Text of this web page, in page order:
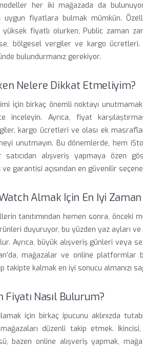
her iki mağazada da bulunuyor.
uygun fiyatlara bulmak mümkün.
yüksek fiyatlı olurken, Public zaman
bölgesel vergiler ve kargo ücretleri.
bulundurmanız gerekiyor.
Nelere Dikkat Etmeliyim?
için birkaç önemli noktayı
inceleyin. Ayrıca, fiyat
kargo ücretleri ve olası ek
unutmayın. Bu dönemlerde, hem
satıcıdan alışveriş yapmaya özen
garantisi açısından en güvenilir
Almak Için En Iyi
tanıtımından hemen sonra, önceki
duyuruyor, bu yüzden yaz ayları
Ayrıca, büyük alışveriş günleri veya
mağazalar ve online
takipte kalmak en iyi sonucu almanızı
Fiyatı Nasıl Bulurum?
için birkaç ipucunu aklınızda
düzenli takip etmek.
bazen online alışveriş yapmak,